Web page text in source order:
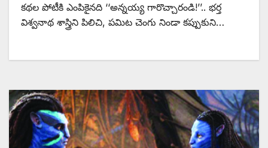
కథల పోటీకి ఎంపికైనది ‘‘అన్నయ్య గారొచ్చారండి!’’.. భర్త
విశ్వనాథ శాస్త్రిని పిలిచి, పమిట చెంగు నిండా కప్పుకుని…